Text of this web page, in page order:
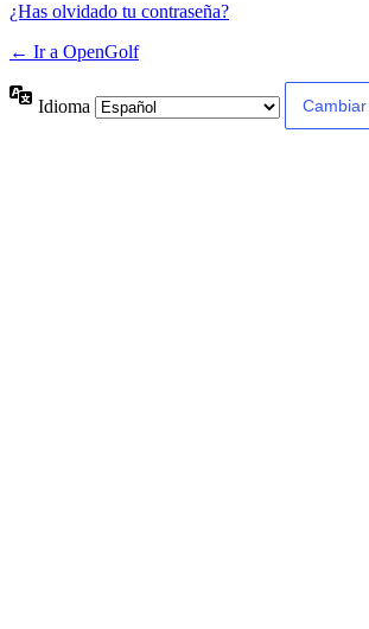
¿Has olvidado tu contraseña?
← Ir a OpenGolf
Idioma